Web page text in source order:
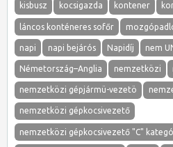
kisbusz kocsigazda kontener
láncos konténeres sofőr
napi napi bejárós Napidíj nem
Németország–Anglia nemzetközi
nemzetközi gépjármü-vezetö
nemzetközi gépkocsivezető
nemzetközi gépkocsivezető "C"